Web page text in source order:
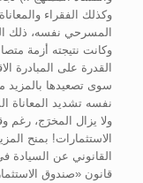
وكذلك الفقراء
المسرحي نفسه، ذلك
وكانت نتيجته أزمة
القدرة على المبادرة
سوى تصعيدها بالمزيد
نفسه تشديد المعاناة
ولا يزال المخرَج، رغم
الاستثمارات! بمنح
القانوني عن السيادة
قانون «صندوق